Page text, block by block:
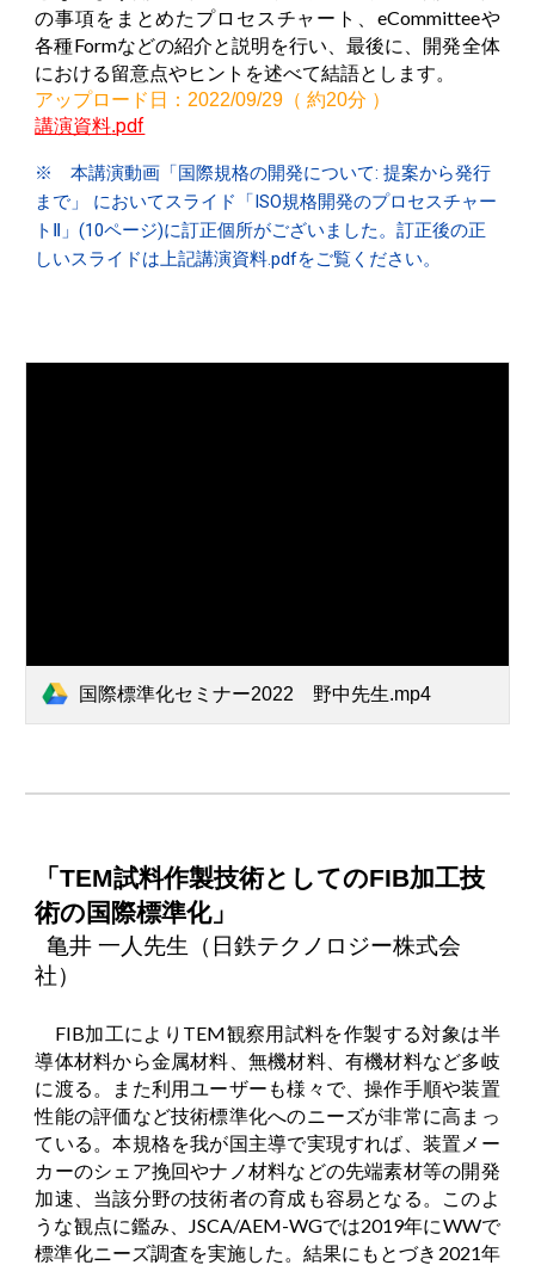
の事項をまとめたプロセスチャート、eCommitteeや
各種Formなどの紹介と説明を行い、最後に、開発全体
における留意点やヒントを述べて結語とします。
アップロード日：2022/09/29 （ 約20分 ）
講演資料.pdf
※本講演動画「国際規格の開発について:提案から発行
まで 」
においてスライド「ISO規格開発のプロセスチャー
トⅡ」(10ページ)に訂正個所がございま した。訂正後の正
しいスライドは上記講演資料.pdfをご覧ください。
国際標準化セミナー2022 野中先生.mp4
「TEM試料作製技術としてのFIB加工技
術の国際標準化」
亀井 一人先生（日鉄テクノロジー株式会
社）
FIB加工によりTEM観察用試料を作製する対象は半
導体材料から金属材料、無機材料、有機材料など多岐
に渡る。また利用ユーザーも様々で、操作手順や装置
性能の評価など技術標準化へのニーズが非常に高まっ
ている。本規格を我が国主導で実現すれば、装置メー
カーのシェア挽回やナノ材料などの先端素材等の開発
加速、当該分野の技術者の育成も容易となる。このよ
うな観点に鑑み、JSCA/AEM-WGでは2019年にWWで
標準化ニーズ調査を実施した。結果にもとづき2021年